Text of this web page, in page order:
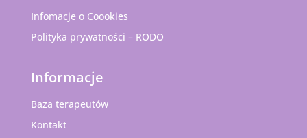
Infomacje o Coookies
Polityka prywatności – RODO
Informacje
Baza terapeutów
Kontakt